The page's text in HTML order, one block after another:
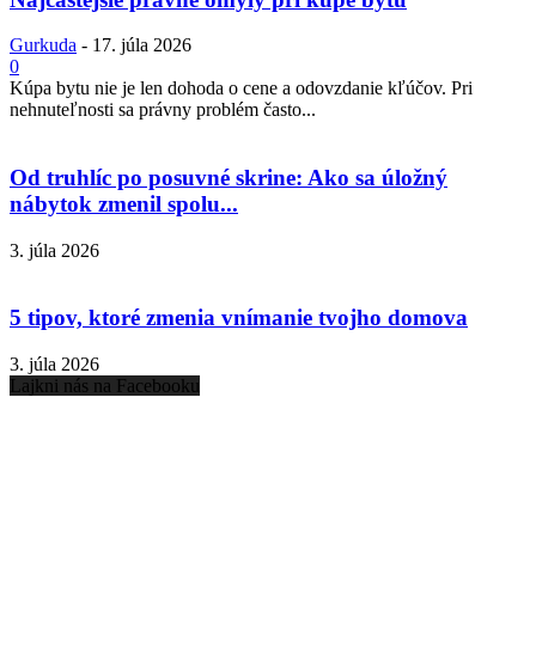
Gurkuda - 17. júla 2026
0
Kúpa bytu nie je len dohoda o cene a odovzdanie kľúčov. Pri
nehnuteľnosti sa právny problém často...
Od truhlíc po posuvné skrine: Ako sa úložný
nábytok zmenil spolu...
3. júla 2026
5 tipov, ktoré zmenia vnímanie tvojho domova
3. júla 2026
Lajkni nás na Facebooku